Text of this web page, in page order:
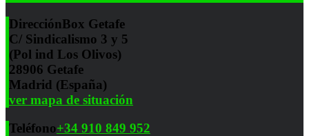
DirecciónBox Getafe
C/ Sindicalismo 3 y 5
(Pol ind Los Olivos)
28906 Getafe
Madrid (España)
ver mapa de situación
Teléfono+34 910 849 952